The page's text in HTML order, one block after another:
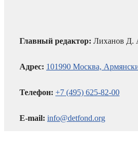
Главный редактор: Лиханов Д.
Адрес: 101990 Москва,
Телефон: +7 (495) 625-82-00
E-mail: info@detfond.org